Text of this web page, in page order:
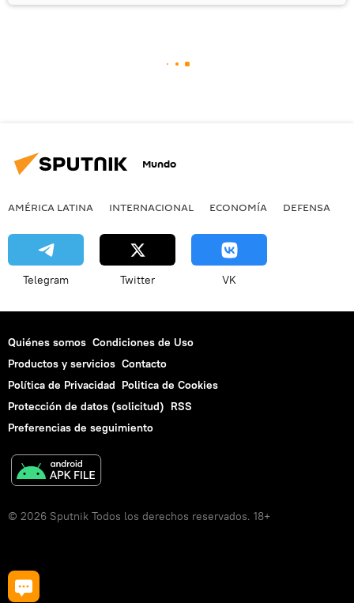
Mundo
AMÉRICA LATINA INTERNACIONAL ECONOMÍA DEFENSA
Telegram Twitter VK
Quiénes somos Condiciones de Uso
Productos y servicios Contacto
Política de Privacidad Politica de Cookies
Protección de datos (solicitud) RSS
Preferencias de seguimiento
© 2026 Sputnik Todos los derechos reservados. 18+